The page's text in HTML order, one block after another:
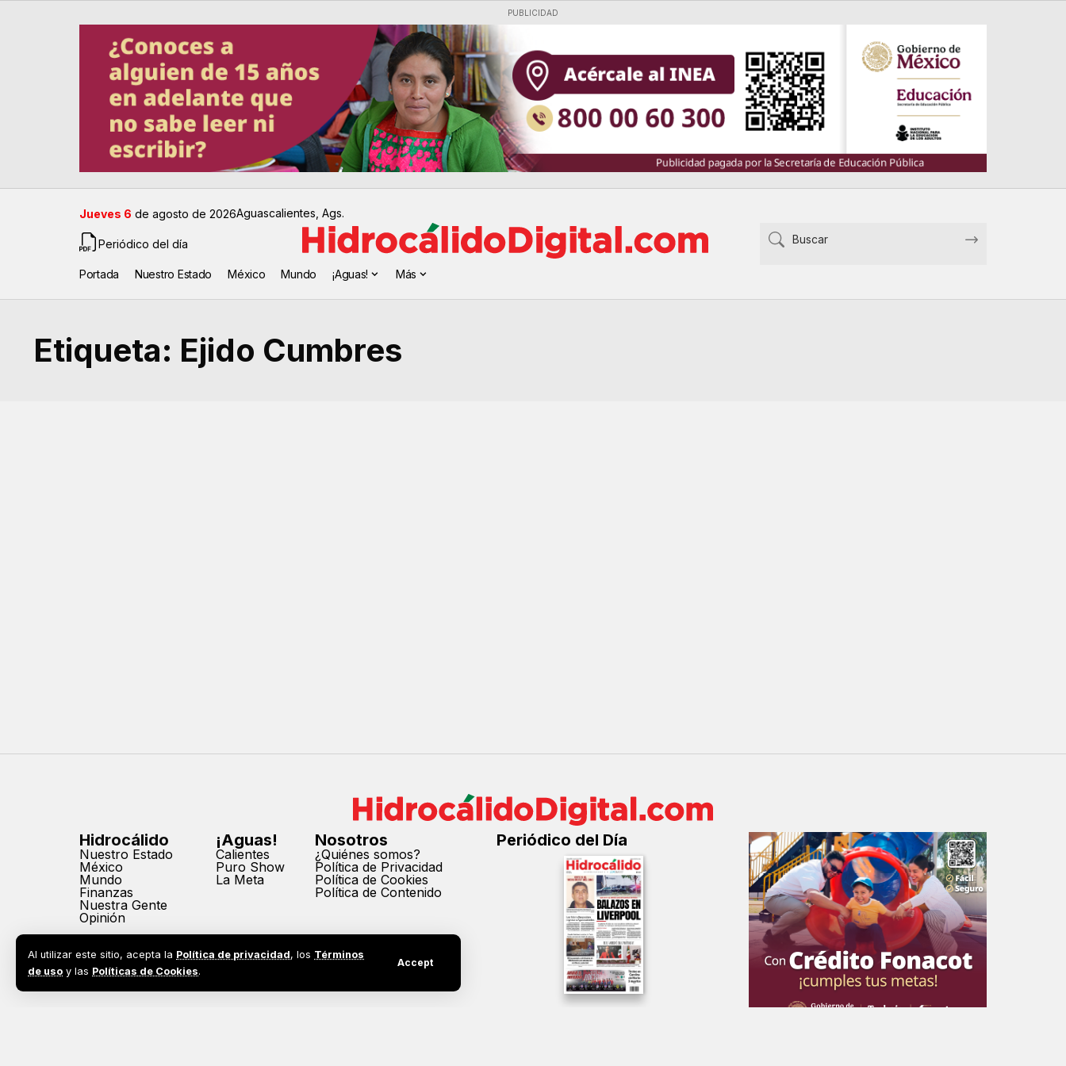
Al utilizar este sitio, acepta la Política de privacidad, los Términos
de uso y las Políticas de Cookies.
Accept
PUBLICIDAD
Jueves 6 de agosto de 2026Aguascalientes, Ags.
Periódico del día
Portada Nuestro Estado México Mundo ¡Aguas! Más
Etiqueta: Ejido Cumbres
Hidrocálido
Nuestro Estado
México
Mundo
Finanzas
Nuestra Gente
Opinión
¡Aguas!
Calientes
Puro Show
La Meta
Nosotros
¿Quiénes somos?
Política de Privacidad
Política de Cookies
Política de Contenido
Periódico del Día